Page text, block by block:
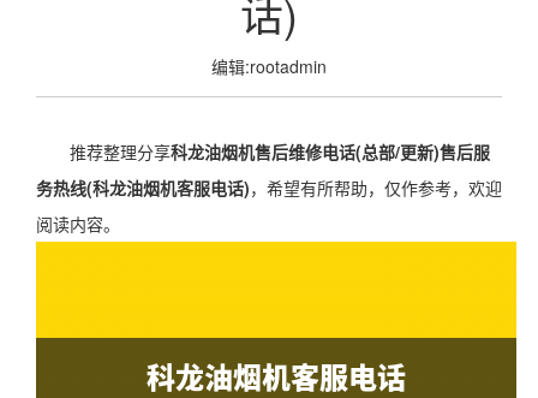
话)
编辑:rootadmin
推荐整理分享科龙油烟机售后维修电话(总部/更新)售后服
务热线(科龙油烟机客服电话)，希望有所帮助，仅作参考，欢迎
阅读内容。